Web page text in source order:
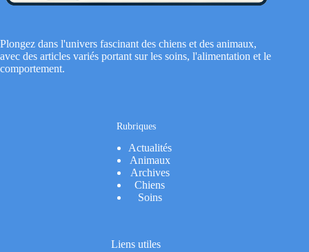
Plongez dans l'univers fascinant des chiens et des animaux,
avec des articles variés portant sur les soins, l'alimentation et le
comportement.
Rubriques
Actualités
Animaux
Archives
Chiens
Soins
Liens utiles